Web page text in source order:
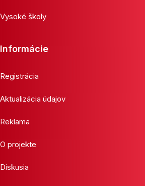
Vysoké školy
Informácie
Registrácia
Aktualizácia údajov
Reklama
O projekte
Diskusia